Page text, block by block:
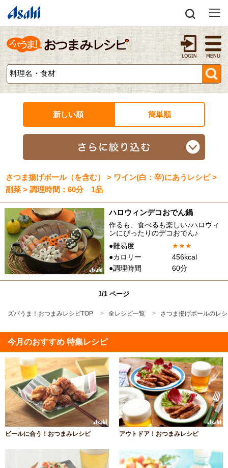
新しい順 簡単順
さつま揚げボール（を含む） > ワイン(白：辛)にあうレシピ >
副菜 > 調理時間：60分 1品
ハロウィンデコおでん鍋
作るも、食べるも楽しい♪ハロウィ
ンにぴったりのデコおでん♪
●難易度
★★★
●カロリー
456kcal
●調理時間
60分
1/1 ページ
ズバうま！おつまみレシピTOP 全レシピ一覧 さつま揚げボールのレ
今月のおすすめ 特集レシピ
ビールに合う！おつまみレシピ アウトドア！おつまみレシピ